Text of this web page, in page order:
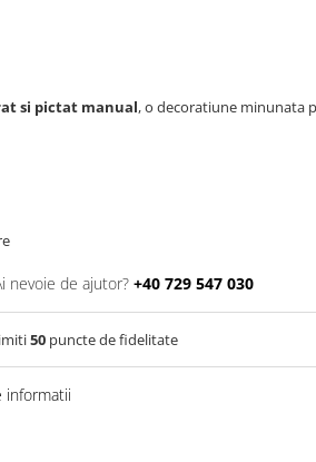
si pictat manual, o decoratiune minunata
nevoie de ajutor? +40 729 547 030
50 puncte de fidelitate
informatii